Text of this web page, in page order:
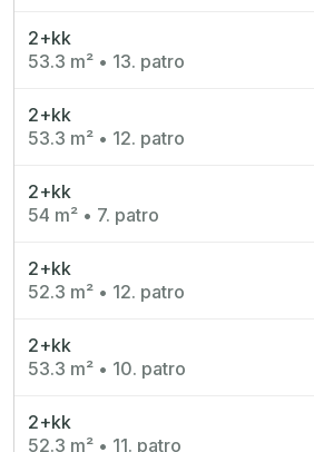
2+kk
53.3 m² • 13. patro
2+kk
53.3 m² • 12. patro
2+kk
54 m² • 7. patro
2+kk
52.3 m² • 12. patro
2+kk
53.3 m² • 10. patro
2+kk
52.3 m² • 11. patro